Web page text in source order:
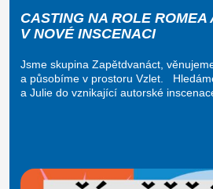
CASTING NA ROLE ROMEA
V NOVÉ INSCENACI
Jsme skupina Zapětdvanáct,
a působíme v prostoru Vzlet.
a Julie do vznikající autorské